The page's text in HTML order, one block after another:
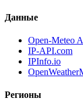
Данные
Open-Meteo
IP-API.com
IPInfo.io
Регионы